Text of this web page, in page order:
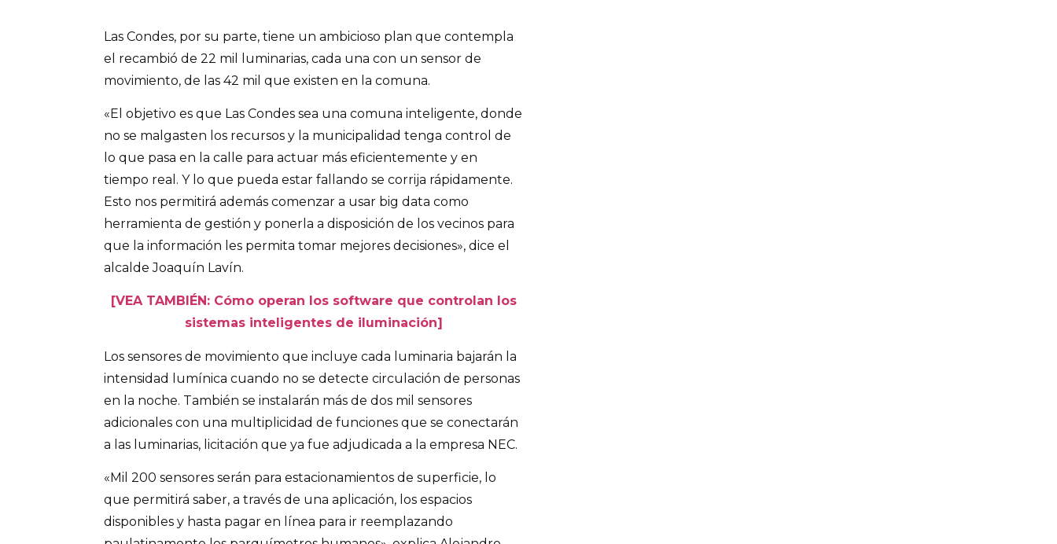
Las Condes, por su parte, tiene un ambicioso plan que contempla
el recambió de 22 mil luminarias, cada una con un sensor de
movimiento, de las 42 mil que existen en la comuna.
«El objetivo es que Las Condes sea una comuna inteligente, donde
no se malgasten los recursos y la municipalidad tenga control de
lo que pasa en la calle para actuar más eficientemente y en
tiempo real. Y lo que pueda estar fallando se corrija rápidamente.
Esto nos permitirá además comenzar a usar big data como
herramienta de gestión y ponerla a disposición de los vecinos para
que la información les permita tomar mejores decisiones», dice el
alcalde Joaquín Lavín.
[VEA TAMBIÉN: Cómo operan los software que controlan los
sistemas inteligentes de iluminación]
Los sensores de movimiento que incluye cada luminaria bajarán la
intensidad lumínica cuando no se detecte circulación de personas
en la noche. También se instalarán más de dos mil sensores
adicionales con una multiplicidad de funciones que se conectarán
a las luminarias, licitación que ya fue adjudicada a la empresa NEC.
«Mil 200 sensores serán para estacionamientos de superficie, lo
que permitirá saber, a través de una aplicación, los espacios
disponibles y hasta pagar en línea para ir reemplazando